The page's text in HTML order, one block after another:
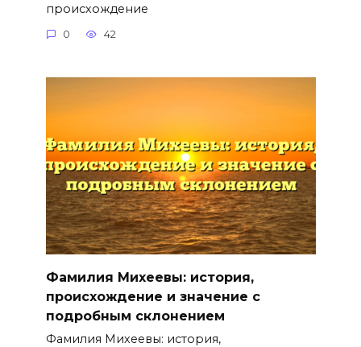
происхождение
0 42
Фамилия Михеевы: история,
происхождение и значение с
подробным склонением
Фамилия Михеевы: история,